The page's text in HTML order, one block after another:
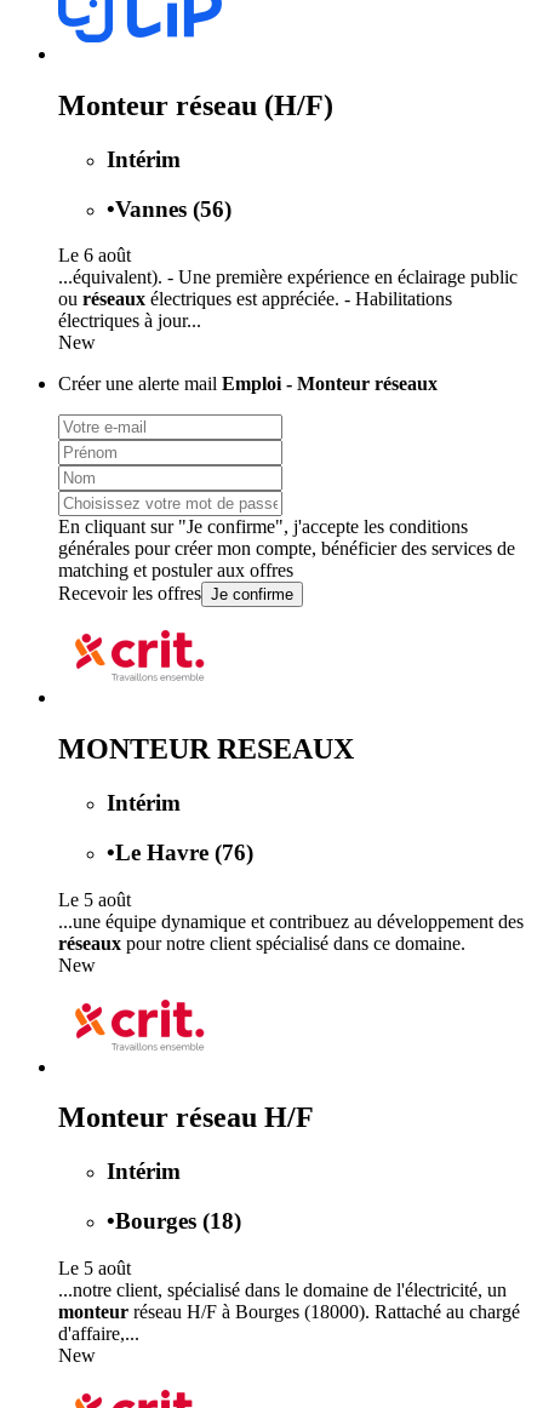
Monteur réseau (H/F)
Intérim
•Vannes (56)
Le 6 août
...équivalent). - Une première expérience en éclairage public
ou réseaux électriques est appréciée. - Habilitations
électriques à jour...
New
Créer une alerte mail Emploi - Monteur réseaux
En cliquant sur "Je confirme", j'accepte les conditions
générales pour créer mon compte, bénéficier des services de
matching et postuler aux offres
Recevoir les offres Je confirme
MONTEUR RESEAUX
Intérim
•Le Havre (76)
Le 5 août
...une équipe dynamique et contribuez au développement des
réseaux pour notre client spécialisé dans ce domaine.
New
Monteur réseau H/F
Intérim
•Bourges (18)
Le 5 août
...notre client, spécialisé dans le domaine de l'électricité, un
monteur réseau H/F à Bourges (18000). Rattaché au chargé
d'affaire,...
New